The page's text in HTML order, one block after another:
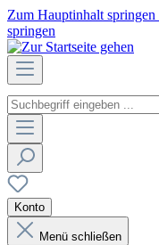
Zum Hauptinhalt springen
springen
Konto
Menü schließen